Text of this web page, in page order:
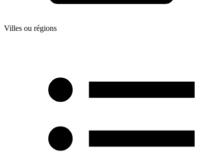
Villes ou régions